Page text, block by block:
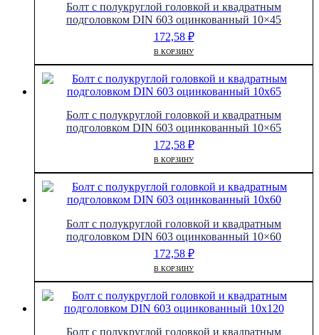
Болт с полукруглой головкой и квадратным
подголовком DIN 603 оцинкованный 10×45
172,58 ₽
В КОРЗИНУ
Болт с полукруглой головкой и квадратным
подголовком DIN 603 оцинкованный 10×65
172,58 ₽
В КОРЗИНУ
Болт с полукруглой головкой и квадратным
подголовком DIN 603 оцинкованный 10×60
172,58 ₽
В КОРЗИНУ
Болт с полукруглой головкой и квадратным